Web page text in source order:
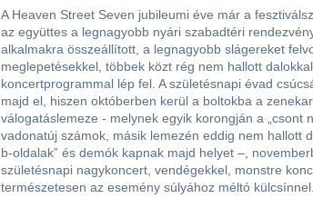
A Heaven Street Seven jubileumi éve már a
az együttes a legnagyobb nyári szabadtéri
alkalmakra összeállított, a legnagyobb slágereket
meglepetésekkel, többek közt rég nem hallott
koncertprogrammal lép fel. A születésnapi évad
majd el, hiszen októberben kerül a boltokba a
válogatáslemeze - melynek egyik korongján a „csont
vadonatúj számok, másik lemezén eddig nem hallott
b-oldalak” és demók kapnak majd helyet –,
születésnapi nagykoncert, vendégekkel, monstre
természetesen az esemény súlyához méltó külcsínnel.